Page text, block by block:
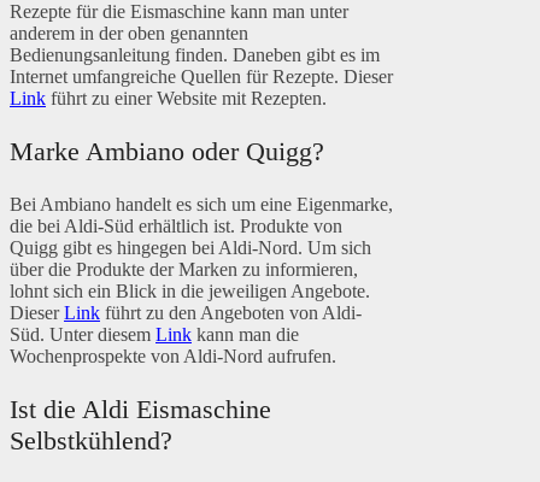
Rezepte für die Eismaschine kann man unter
anderem in der oben genannten
Bedienungsanleitung finden. Daneben gibt es im
Internet umfangreiche Quellen für Rezepte. Dieser
Link führt zu einer Website mit Rezepten.
Marke Ambiano oder Quigg?
Bei Ambiano handelt es sich um eine Eigenmarke,
die bei Aldi-Süd erhältlich ist. Produkte von
Quigg gibt es hingegen bei Aldi-Nord. Um sich
über die Produkte der Marken zu informieren,
lohnt sich ein Blick in die jeweiligen Angebote.
DieserLink führt zu den Angeboten von Aldi-
Süd. Unter diesem Link kann man die
Wochenprospekte von Aldi-Nord aufrufen.
Ist die Aldi Eismaschine
Selbstkühlend?